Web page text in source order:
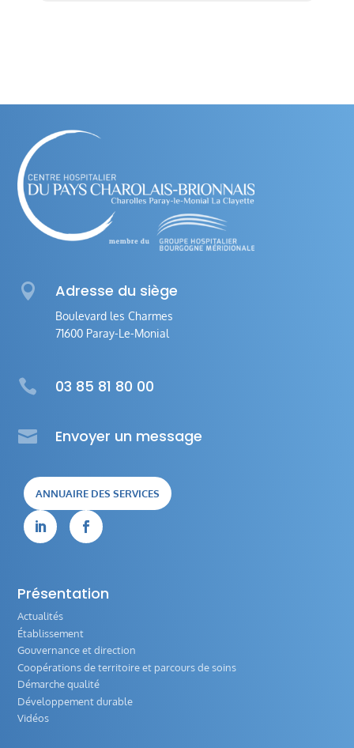
 Adresse du siège
Boulevard les Charmes
71600 Paray-Le-Monial
 03 85 81 80 00
 Envoyer un message
ANNUAIRE DES SERVICES
 
Présentation
Actualités
Établissement
Gouvernance et direction
Coopérations de territoire et parcours de soins
Démarche qualité
Développement durable
Vidéos